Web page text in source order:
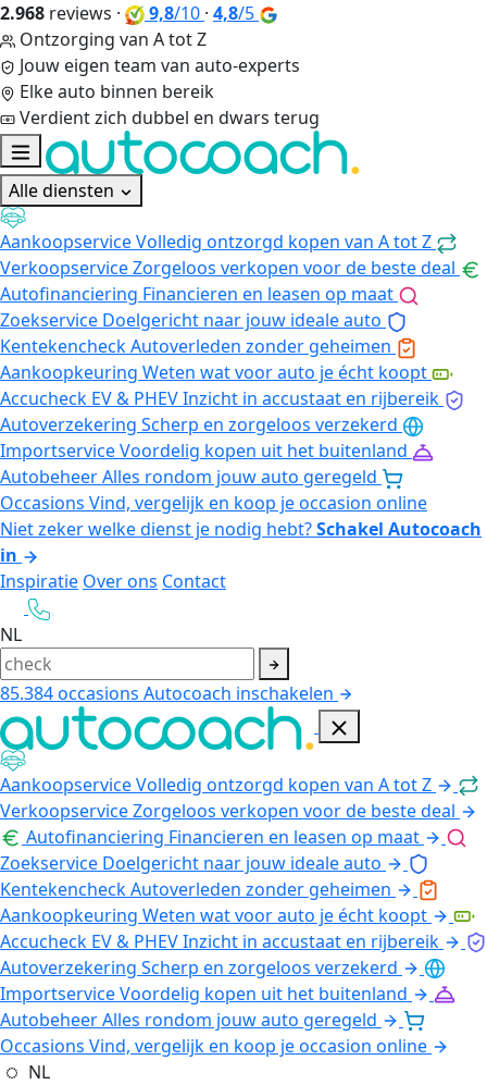
2.968 reviews · 9,8/10 · 4,8/5
Ontzorging van A tot Z
Jouw eigen team van auto-experts
Elke auto binnen bereik
Verdient zich dubbel en dwars terug
Alle diensten
AankoopserviceVolledig ontzorgd kopen van A tot Z
VerkoopserviceZorgeloos verkopen voor de beste deal
Autofinanciering Financieren en leasen op maat
Zoekservice Doelgericht naar jouw ideale auto
KentekencheckAutoverleden zonder geheimen
Aankoopkeuring Weten wat voor auto je écht koopt
Accucheck EV & PHEVInzicht in accustaat en rijbereik
Autoverzekering Scherp en zorgeloos verzekerd
ImportserviceVoordelig kopen uit het buitenland
AutobeheerAlles rondom jouw auto geregeld
Occasions Vind, vergelijk en koop je occasion online
Niet zeker welke dienst je nodig hebt?Schakel Autocoach
in
Inspiratie Over ons Contact
NL
85.384occasions Autocoach inschakelen
AankoopserviceVolledig ontzorgd kopen van A tot Z
VerkoopserviceZorgeloos verkopen voor de beste deal
Autofinanciering Financieren en leasen op maat
Zoekservice Doelgericht naar jouw ideale auto
KentekencheckAutoverleden zonder geheimen
Aankoopkeuring Weten wat voor auto je écht koopt
Accucheck EV & PHEVInzicht in accustaat en rijbereik
Autoverzekering Scherp en zorgeloos verzekerd
ImportserviceVoordelig kopen uit het buitenland
AutobeheerAlles rondom jouw auto geregeld
Occasions Vind, vergelijk en koop je occasion online
NL